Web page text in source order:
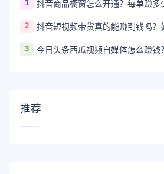
1 抖音商品橱窗怎么开通？每单赚多
2 抖音短视频带货真的能赚到钱吗？
3 今日头条西瓜视频自媒体怎么赚钱
推荐